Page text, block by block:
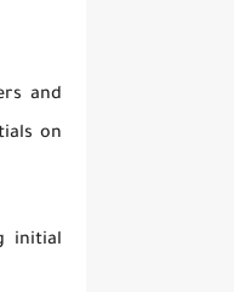
and
on
initial